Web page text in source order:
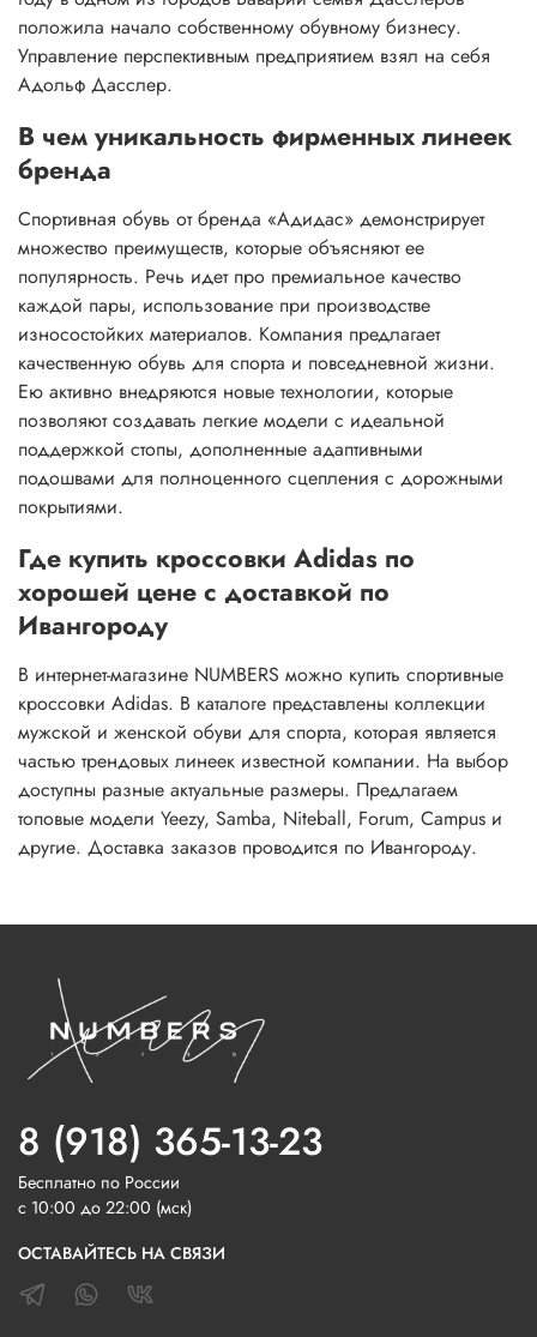
положила начало собственному обувному бизнесу.
Управление перспективным предприятием взял на себя
Адольф Дасслер.
В чем уникальность фирменных линеек
бренда
Спортивная обувь от бренда «Адидас» демонстрирует
множество преимуществ, которые объясняют ее
популярность. Речь идет про премиальное качество
каждой пары, использование при производстве
износостойких материалов. Компания предлагает
качественную обувь для спорта и повседневной жизни.
Ею активно внедряются новые технологии, которые
позволяют создавать легкие модели с идеальной
поддержкой стопы, дополненные адаптивными
подошвами для полноценного сцепления с дорожными
покрытиями.
Где купить кроссовки Adidas по
хорошей цене с доставкой по
Ивангороду
В интернет-магазине NUMBERS можно купить спортивные
кроссовки Adidas. В каталоге представлены коллекции
мужской и женской обуви для спорта, которая является
частью трендовых линеек известной компании. На выбор
доступны разные актуальные размеры. Предлагаем
топовые модели Yeezy, Samba, Niteball, Forum, Campus и
другие. Доставка заказов проводится по Ивангороду.
8 (918) 365-13-23
Бесплатно по России
с 10:00 до 22:00 (мск)
ОСТАВАЙТЕСЬ НА СВЯЗИ